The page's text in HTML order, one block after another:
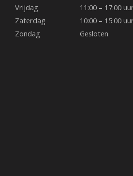
Skamol ((vuurvaste plaat
Lamellen achterwand
Design achterwand
Vrijdag
11:00 – 17:00
Zaterdag
10:00 – 15:00
Zondag
Gesloten